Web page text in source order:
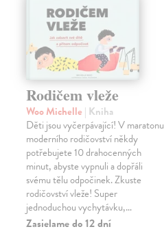
Rodičem vleže
Woo Michelle | Kniha
Děti jsou vyčerpávající! V maratonu
moderního rodičovství někdy
potřebujete 10 drahocenných
minut, abyste vypnuli a dopřáli
svému tělu odpočinek. Zkuste
rodičovství vleže! Super
jednoduchou vychytávku,…
Zasielame do 12 dní